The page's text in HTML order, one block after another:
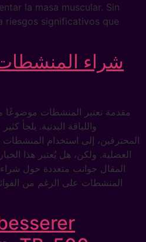
la masa muscular. Sin
riesgos significativos que
شراء
مقدمة تعتبر المنشطات موضوعًا
واللياقة البدنية. يلجأ
المحترفين، إلى استخدام المنشطات
العضلية. ولكن، هل يُعتبر هذا
المقال جوانب متعددة حول
المنشطات على الرغم من